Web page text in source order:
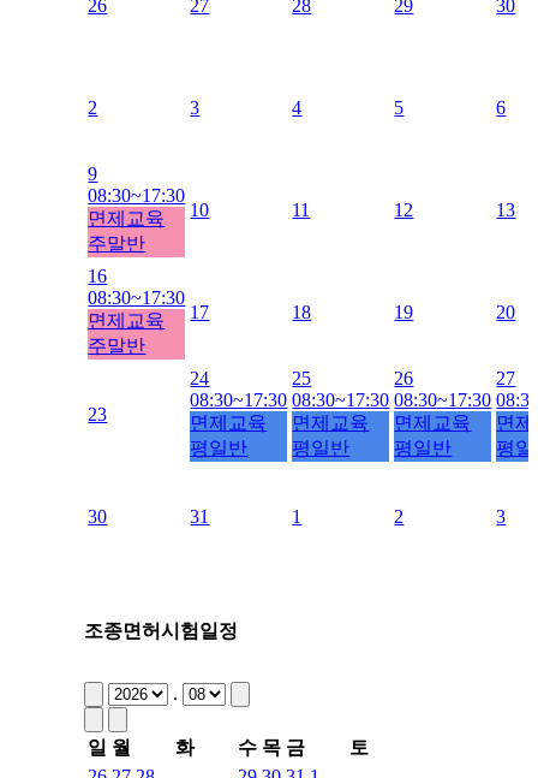
26 27 28 29 30
2 3 4 5 6
9
08:30~17:30
면제교육
주말반
10 11 12 13
16
08:30~17:30
면제교육
주말반
17 18 19 20
23
24
08:30~17:30
면제교육
평일반
25
08:30~17:30
면제교육
평일반
26
08:30~17:30
면제교육
평일반
27
면
평
30 31 1 2 3
조종면허시험일정
.
일 월 화 수 목 금
토